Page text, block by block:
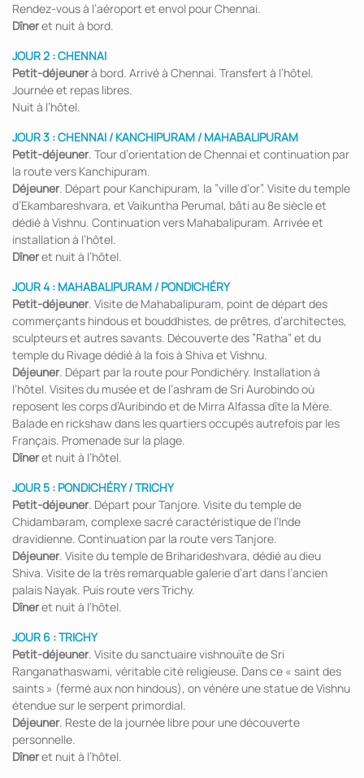
Rendez-vous à l’aéroport et envol pour Chennai.
Dîneret nuit à bord.
JOUR 2 : CHENNAI
Petit-déjeunerà bord. Arrivé à Chennai. Transfert à l’hôtel.
Journée et repas libres.
Nuit à l’hôtel.
JOUR 3 : CHENNAI / KANCHIPURAM / MAHABALIPURAM
Petit-déjeuner. Tour d’orientation de Chennai et continuation par
la route vers Kanchipuram.
Déjeuner. Départ pour Kanchipuram, la ”ville d’or”. Visite du temple
d’Ekambareshvara, et Vaikuntha Perumal, bâti au 8e siècle et
dédié à Vishnu. Continuation vers Mahabalipuram. Arrivée et
installation à l’hôtel.
Dîneret nuit à l’hôtel.
JOUR 4 : MAHABALIPURAM / PONDICHÉRY
Petit-déjeuner. Visite de Mahabalipuram, point de départ des
commerçants hindous et bouddhistes, de prêtres, d’architectes,
sculpteurs et autres savants. Découverte des ”Ratha” et du
temple du Rivage dédié à la fois à Shiva et Vishnu.
Déjeuner. Départ par la route pour Pondichéry. Installation à
l’hôtel. Visites du musée et de l’ashram de Sri Aurobindo où
reposent les corps d’Auribindo et de Mirra Alfassa dîte la Mère.
Balade en rickshaw dans les quartiers occupés autrefois par les
Français. Promenade sur la plage.
Dîneret nuit à l’hôtel.
JOUR 5 : PONDICHÉRY / TRICHY
Petit-déjeuner. Départ pour Tanjore. Visite du temple de
Chidambaram, complexe sacré caractéristique de l’Inde
dravidienne. Continuation par la route vers Tanjore.
Déjeuner. Visite du temple de Briharideshvara, dédié au dieu
Shiva. Visite de la très remarquable galerie d’art dans l’ancien
palais Nayak. Puis route vers Trichy.
Dîneret nuit à l’hôtel.
JOUR 6 : TRICHY
Petit-déjeuner. Visite du sanctuaire vishnouïte de Sri
Ranganathaswami, véritable cité religieuse. Dans ce « saint des
saints » (fermé aux non hindous), on vénère une statue de Vishnu
étendue sur le serpent primordial.
Déjeuner. Reste de la journée libre pour une découverte
personnelle.
Dîneret nuit à l’hôtel.